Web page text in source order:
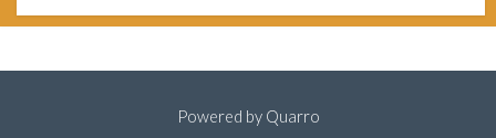
Powered by Quarro